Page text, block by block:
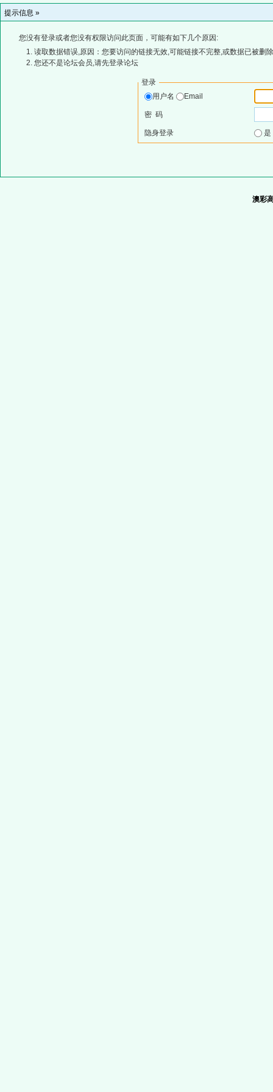
提示信息 »
您没有登录或者您没有权限访问此页面，可能有如下几个原因:
读取数据错误,原因：您要访问的链接无效,可能链接不完整,或数据已被删
您还不是论坛会员,请先登录论坛
登录
用户名
Email
密 码
隐身登录
澳彩